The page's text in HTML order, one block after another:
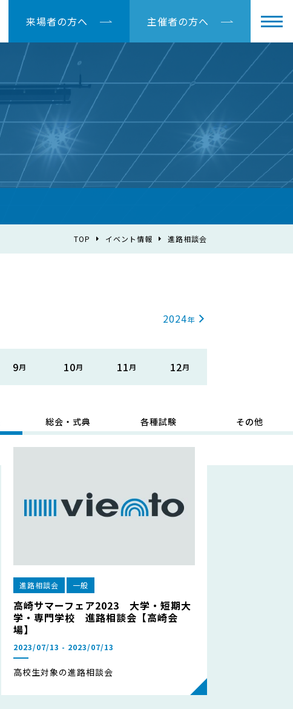
来場者の方へ 主催者の方へ
TOP イベント情報 進路相談会
9 10 11 12
2024
総会・式典 各種試験 その他
進路相談会 一般
高崎サマーフェア2023 大学・短期大
学・専門学校 進路相談会【高崎会
場】
2023/07/13 - 2023/07/13
高校生対象の進路相談会